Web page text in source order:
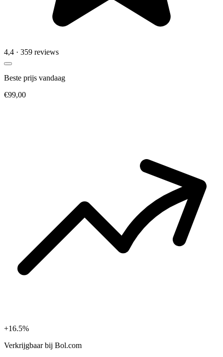
4,4 · 359 reviews
Beste prijs vandaag
€99,00
+16.5%
Verkrijgbaar bij Bol.com